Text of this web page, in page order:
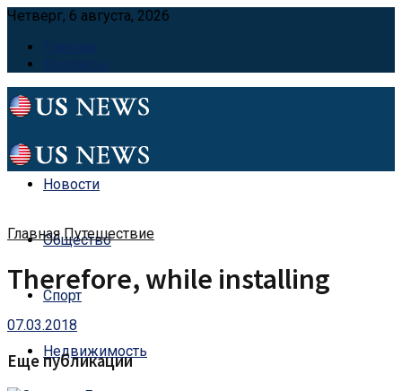
Четверг, 6 августа, 2026
Главная
Контакты
Новости
Общество
Спорт
Недвижимость
Главная Путешествие
Therefore, while installing
07.03.2018
Еще публикации